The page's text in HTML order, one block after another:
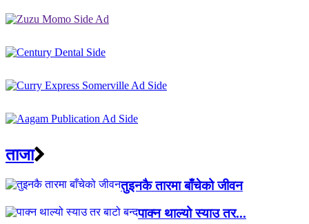
ताजा
तुइनकै तारमा बाँचेको जीवन
पाक्न थाल्यो स्याउ तर...